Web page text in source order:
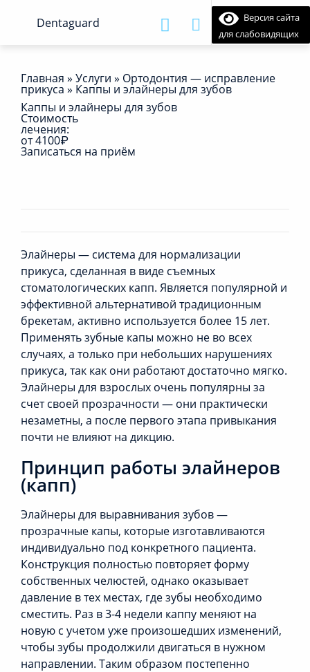
Версия сайта
для слабовидящих
Главная » Услуги » Ортодонтия — исправление
прикуса » Каппы и элайнеры для зубов
Каппы и элайнеры для зубов
Стоимость
лечения:
от 4100₽
Записаться на приём
Элайнеры — система для нормализации
прикуса, сделанная в виде съемных
стоматологических капп. Является популярной и
эффективной альтернативой традиционным
брекетам, активно используется более 15 лет.
Применять зубные капы можно не во всех
случаях, а только при небольших нарушениях
прикуса, так как они работают достаточно мягко.
Элайнеры для взрослых очень популярны за
счет своей прозрачности — они практически
незаметны, а после первого этапа привыкания
почти не влияют на дикцию.
Принцип работы элайнеров
(капп)
Элайнеры для выравнивания зубов —
прозрачные капы, которые изготавливаются
индивидуально под конкретного пациента.
Конструкция полностью повторяет форму
собственных челюстей, однако оказывает
давление в тех местах, где зубы необходимо
сместить. Раз в 3-4 недели каппу меняют на
новую с учетом уже произошедших изменений,
чтобы зубы продолжили двигаться в нужном
направлении. Таким образом постепенно